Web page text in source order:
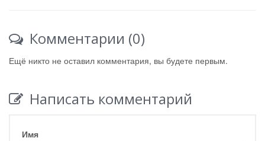
Комментарии (0)
Ещё никто не оставил комментария, вы будете первым.
Написать комментарий
Имя